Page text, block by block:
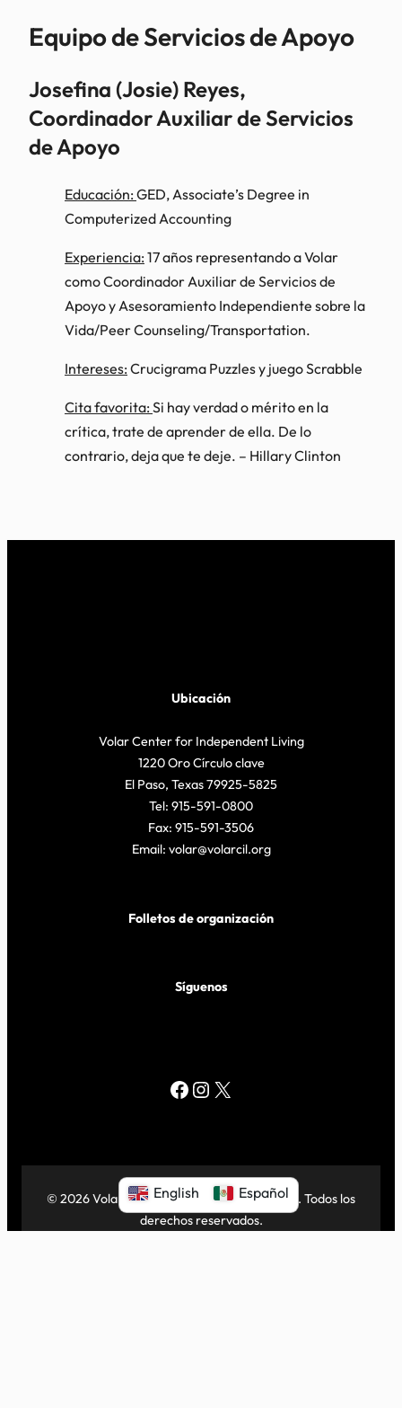
Equipo de Servicios de Apoyo
Josefina (Josie) Reyes,
Coordinador Auxiliar de Servicios
de Apoyo
Educación: GED, Associate’s Degree in
Computerized Accounting
Experiencia: 17 años representando a Volar
como Coordinador Auxiliar de Servicios de
Apoyo y Asesoramiento Independiente sobre la
Vida/Peer Counseling/Transportation.
Intereses: Crucigrama Puzzles y juego Scrabble
Cita favorita: Si hay verdad o mérito en la
crítica, trate de aprender de ella. De lo
contrario, deja que te deje. – Hillary Clinton
Ubicación
Volar Center for Independent Living
1220 Oro Círculo clave
El Paso, Texas 79925-5825
Tel: 915-591-0800
Fax: 915-591-3506
Email: volar@volarcil.org
Folletos de organización
Síguenos
Facebook Instagram X
© 2026 Volar Center for Independent Living. Todos los
derechos reservados.
English Español